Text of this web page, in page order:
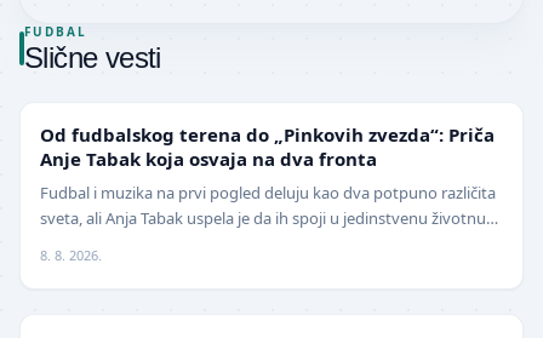
FUDBAL
Slične vesti
Od fudbalskog terena do „Pinkovih zvezda“: Priča
Anje Tabak koja osvaja na dva fronta
Fudbal i muzika na prvi pogled deluju kao dva potpuno različita
sveta, ali Anja Tabak uspela je da ih spoji u jedinstvenu životnu
8. 8. 2026.